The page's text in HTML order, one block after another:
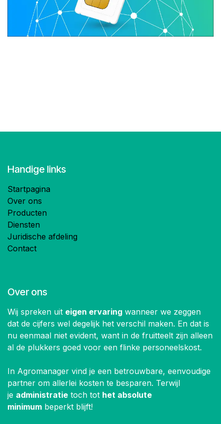
Handige links
Startpagina
Over ons
Producten
Diensten
Juridische afdeling
Contact
Over ons
Wij spreken uit eigen ervaring wanneer we zeggen
dat de cijfers wel degelijk het verschil maken. En dat is
nu eenmaal niet evident, want in de fruitteelt zijn alleen
al de plukkers goed voor een flinke personeelskost.
In Agromanager vind je een betrouwbare, eenvoudige
partner om allerlei kosten te besparen. Terwijl
je administratie toch tot het absolute
minimum beperkt blijft!